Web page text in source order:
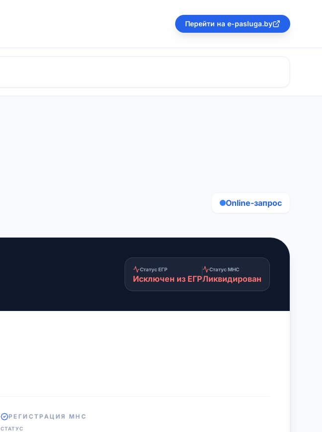
Перейти на e-pasluga.by
Online-запрос
Статус ЕГР
Исключен из ЕГР
Статус МНС
Ликвидирован
РЕГИСТРАЦИЯ МНС
СТАТУС